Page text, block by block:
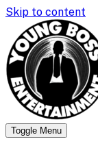
Skip to content
newsboss
Toggle Menu